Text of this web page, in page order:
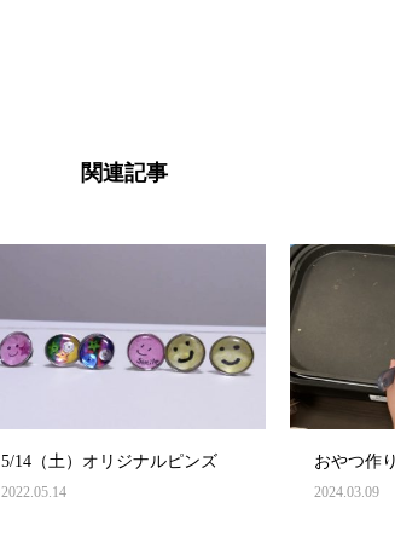
関連記事
5/14（土）オリジナルピンズ
2022.05.14
おやつ作
2024.03.09